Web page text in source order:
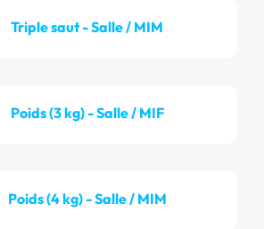
Triple saut - Salle / MIM
Poids (3 kg) - Salle / MIF
Poids (4 kg) - Salle / MIM